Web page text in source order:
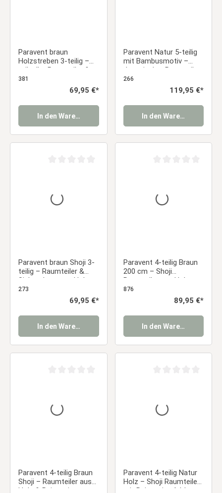
Paravent braun
Holzstreben 3-teilig –
stilvoller Raumteiler &
Sichtschutz aus Holz
381
Regulärer Preis:
69,95 €*
In den Warenkorb
Paravent Natur 5-teilig
mit Bambusmotiv –
Japanischer Raumteiler
& Sichtschutz
266
Regulärer Preis:
119,95 €*
In den Warenkorb
Paravent braun Shoji 3-
teilig – Raumteiler &
Sichtschutz aus Holz
mit Reispapier
273
Regulärer Preis:
69,95 €*
In den Warenkorb
Paravent 4-teilig Braun
200 cm – Shoji
Raumteiler aus Holz,
Bambus & Reispapier,
876
Regulärer Preis:
89,95 €*
In den Warenkorb
Paravent 4-teilig Braun
Shoji – Raumteiler aus
Holz & Reispapier,
Paravent 4-teilig Natur
Holz – Shoji Raumteiler
mit Reispapier, faltbarer